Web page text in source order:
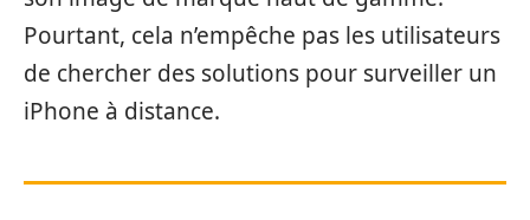
Pourtant, cela n’empêche pas les utilisateurs
de chercher des solutions pour surveiller un
iPhone à distance.